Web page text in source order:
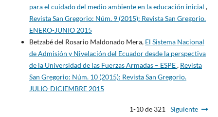
para el cuidado del medio ambiente en la educación inicial ,
Revista San Gregorio: Núm. 9 (2015): Revista San Gregorio.
ENERO-JUNIO 2015
Betzabé del Rosario Maldonado Mera, El Sistema Nacional
de Admisión y Nivelación del Ecuador desde la perspectiva
de la Universidad de las Fuerzas Armadas – ESPE, Revista
San Gregorio: Núm. 10 (2015): Revista San Gregorio.
JULIO-DICIEMBRE 2015
1-10 de 321 Siguiente